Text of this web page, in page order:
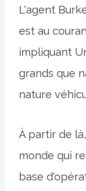
L'agent
est au
impliquant
grands que
nature
À partir de
monde qui
base